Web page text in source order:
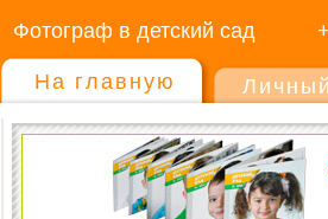
Фотограф в детский сад
На главную